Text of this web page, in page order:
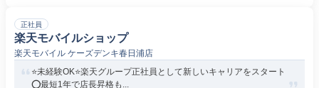
正社員
楽天モバイルショップ
楽天モバイル ケーズデンキ春日浦店
⭐️未経験OK⭐️楽天グループ正社員として新しいキャリアをスタート
⭕️最短1年で店長昇格も...